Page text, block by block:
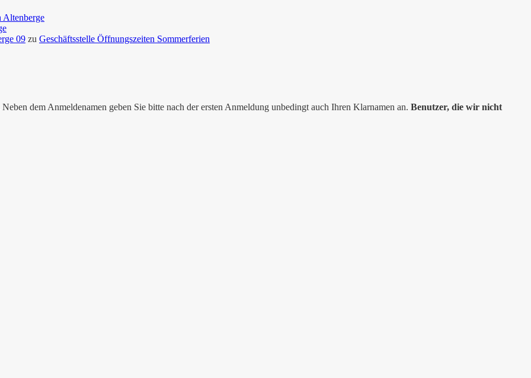
Altenberge
09 zu Geschäftsstelle Öffnungszeiten Sommerferien
dem Anmeldenamen geben Sie bitte nach der ersten Anmeldung unbedingt auch Ihren Klarnamen an. Benutzer, die wir nicht